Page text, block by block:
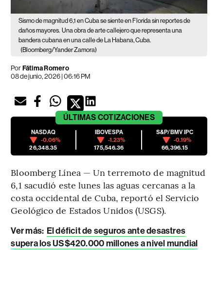
Sismo de magnitud 6,1 en Cuba se siente en Florida sin reportes de
daños mayores. Una obra de arte callejero que representa una
bandera cubana en una calle de La Habana, Cuba.
(Bloomberg/Yander Zamora)
PorFátima Romero
08 de junio, 2026 | 06:16 PM
ÚLTIMAS COTIZACIONES
NASDAQ
-0.06%
26,348.35
IBOVESPA
-1.23%
175,546.36
S&P/BMV IPC
-0.19%
66,396.15
Bloomberg Línea — Un terremoto de magnitud
6,1 sacudió este lunes las aguas cercanas a la
costa occidental de Cuba, reportó el Servicio
Geológico de Estados Unidos (USGS).
Ver más: El déficit de seguros ante desastres
supera los US$420.000 millones a nivel mundial